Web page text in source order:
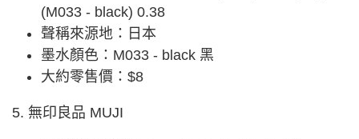
(M033 - black) 0.38
聲稱來源地：日本
墨水顏色：M033 - black 黑
大約零售價：$8
5. 無印良品 MUJI